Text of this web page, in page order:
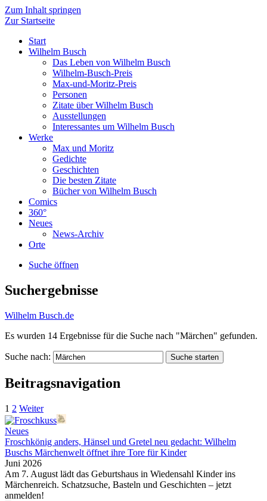
Zum Inhalt springen
Zur Startseite
Start
Wilhelm Busch
Das Leben von Wilhelm Busch
Wilhelm-Busch-Preis
Max-und-Moritz-Preis
Personen
Zitate über Wilhelm Busch
Ausstellungen
Interessantes um Wilhelm Busch
Werke
Max und Moritz
Gedichte
Geschichten
Die besten Zitate
Bücher von Wilhelm Busch
Comics
360°
Neues
News-Archiv
Orte
Suche öffnen
Suchergebnisse
Wilhelm Busch.de
Es wurden 14 Ergebnisse für die Suche nach "Märchen" gefunden.
Suche nach: Suche starten
Beitragsnavigation
1 2 Weiter
Neues
Froschkönig anders, Hänsel und Gretel neu gedacht: Wilhelm
Buschs Märchenwelt öffnet ihre Tore für Kinder
Juni 2026
Am 7. August lädt das Geburtshaus in Wiedensahl Kinder ins
Märchenreich. Schatzsuche, Basteln und Geschichten – jetzt
anmelden!